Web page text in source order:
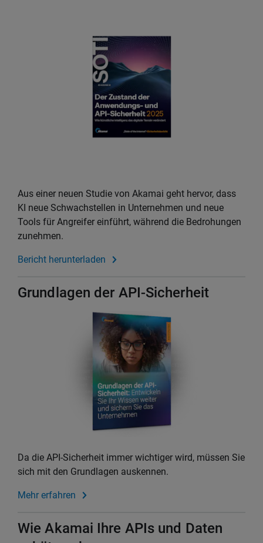
Aus einer neuen Studie von Akamai geht hervor, dass
KI neue Schwachstellen in Unternehmen und neue
Tools für Angreifer einführt, während die Bedrohungen
zunehmen.
Bericht herunterladen
Grundlagen der API-Sicherheit
Da die API-Sicherheit immer wichtiger wird, müssen Sie
sich mit den Grundlagen auskennen.
Mehr erfahren
Wie Akamai Ihre APIs und Daten